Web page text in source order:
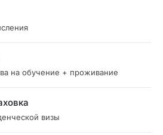
на обучение + проживание
визы